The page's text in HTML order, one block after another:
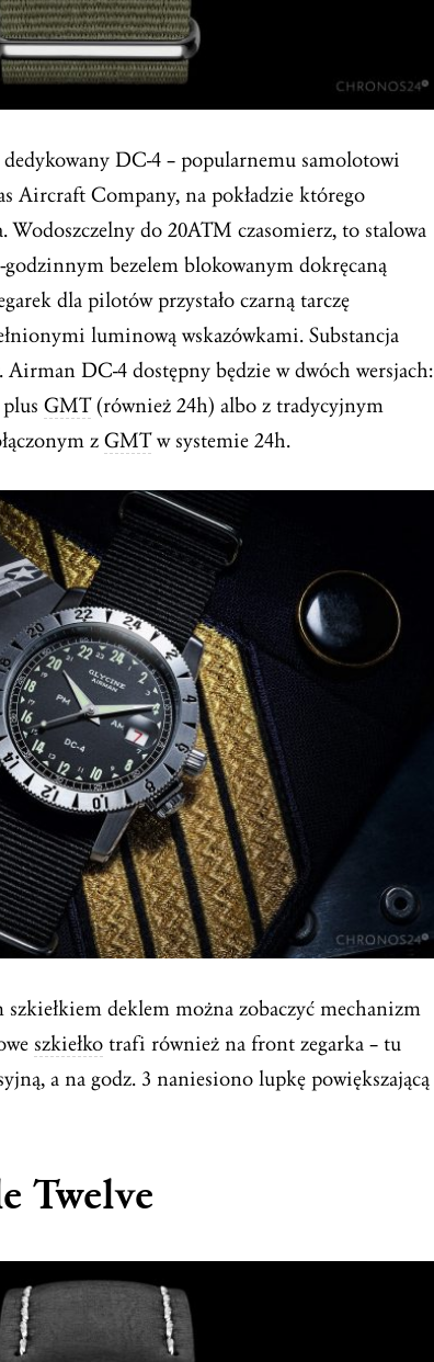
DC-4 – popularnemu samolotowi
Aircraft Company, na pokładzie którego
Wodoszczelny do 20ATM czasomierz, to stalowa
bezelem blokowanym dokręcaną
dla pilotów przystało czarną tarczę
luminową wskazówkami. Substancja
Airman DC-4 dostępny będzie w dwóch wersjach:
GMT(również 24h) albo z tradycyjnym
z GMTw systemie 24h.
deklem można zobaczyć mechanizm
szkiełko trafi również na front zegarka – tu
a na godz. 3 naniesiono lupkę powiększającą
Twelve